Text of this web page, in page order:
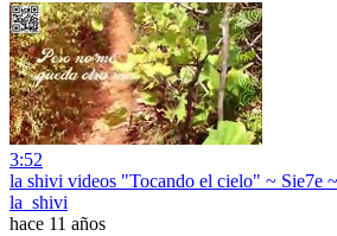
3:52
la shivi videos "Tocando el cielo" ~ Sie7e ~
la_shivi
hace 11 años